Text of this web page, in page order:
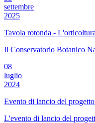
settembre
2025
Tavola rotonda -
Il Conservatorio Botanico
08
luglio
2024
Evento di lancio del
L'evento di lancio del